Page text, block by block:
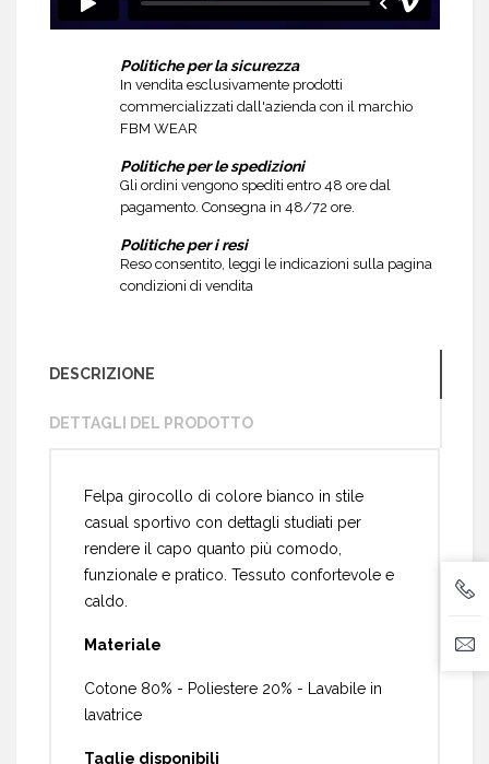
Politiche per la sicurezza
In vendita esclusivamente prodotti
commercializzati dall'azienda con il marchio
FBM WEAR
Politiche per le spedizioni
Gli ordini vengono spediti entro 48 ore dal
pagamento. Consegna in 48/72 ore.
Politiche per i resi
Reso consentito, leggi le indicazioni sulla pagina
condizioni di vendita
DESCRIZIONE
DETTAGLI DEL PRODOTTO
Felpa girocollo di colore bianco in stile
casual sportivo con dettagli studiati per
rendere il capo quanto più comodo,
funzionale e pratico. Tessuto confortevole e
caldo.
Materiale
Cotone 80% - Poliestere 20% - Lavabile in
lavatrice
Taglie disponibili